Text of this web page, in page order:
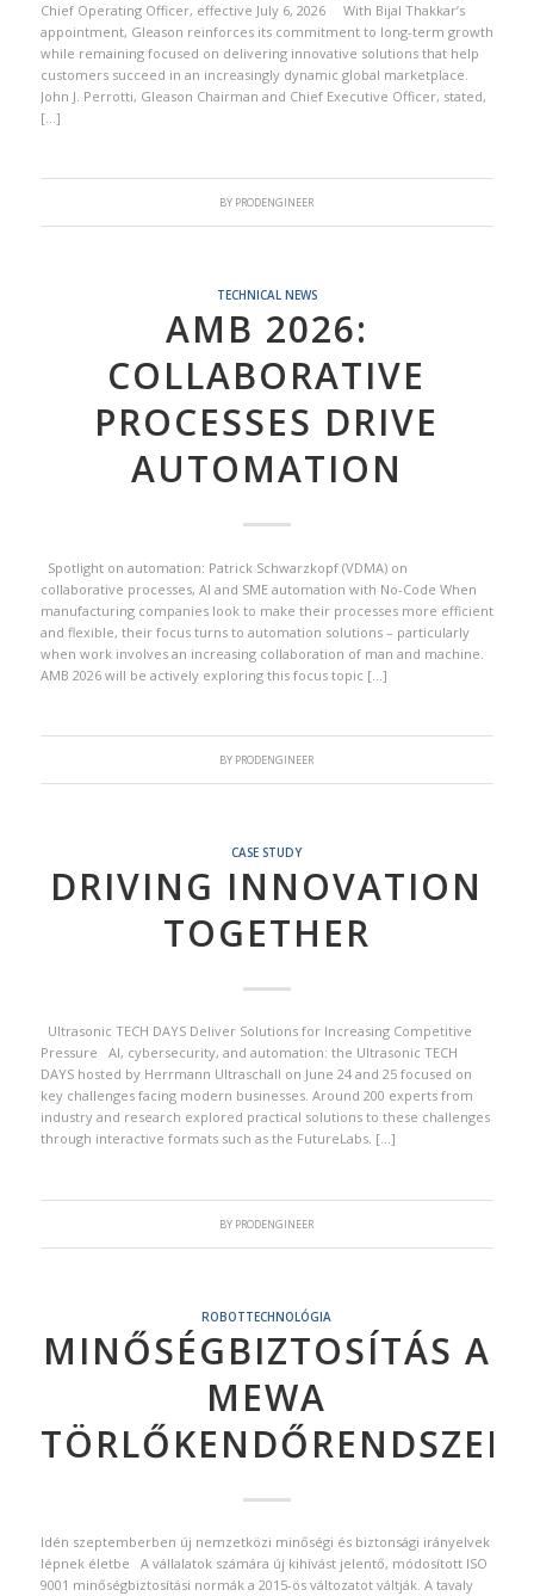
Chief Operating Officer, effective July 6, 2026 With Bijal Thakkar’s
appointment, Gleason reinforces its commitment to long-term growth
while remaining focused on delivering innovative solutions that help
customers succeed in an increasingly dynamic global marketplace.
John J. Perrotti, Gleason Chairman and Chief Executive Officer, stated,
[…]
BY PRODENGINEER
TECHNICAL NEWS
AMB 2026:
COLLABORATIVE
PROCESSES DRIVE
AUTOMATION
Spotlight on automation: Patrick Schwarzkopf (VDMA) on
collaborative processes, AI and SME automation with No-Code When
manufacturing companies look to make their processes more efficient
and flexible, their focus turns to automation solutions – particularly
when work involves an increasing collaboration of man and machine.
AMB 2026 will be actively exploring this focus topic […]
BY PRODENGINEER
CASE STUDY
DRIVING INNOVATION
TOGETHER
Ultrasonic TECH DAYS Deliver Solutions for Increasing Competitive
Pressure AI, cybersecurity, and automation: the Ultrasonic TECH
DAYS hosted by Herrmann Ultraschall on June 24 and 25 focused on
key challenges facing modern businesses. Around 200 experts from
industry and research explored practical solutions to these challenges
through interactive formats such as the FutureLabs. […]
BY PRODENGINEER
ROBOTTECHNOLÓGIA
MINŐSÉGBIZTOSÍTÁS A
MEWA
Idén szeptemberben új nemzetközi minőségi és biztonsági irányelvek
lépnek életbe A vállalatok számára új kihívást jelentő, módosított ISO
9001 minőségbiztosítási normák a 2015-ös változatot váltják. A tavaly